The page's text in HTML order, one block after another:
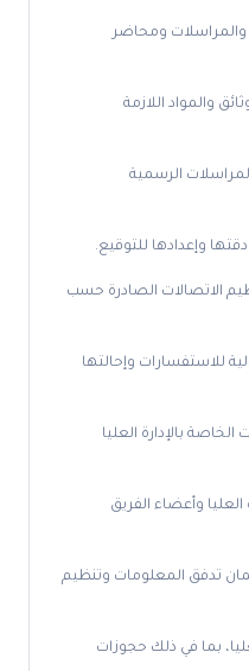
والمراسلات ومحاضر
والمواد اللازمة
الرسمية
وإعدادها للتوقيع.
الاتصالات الصادرة حسب
للاستفسارات وإحالتها
بالإدارة العليا
وأعضاء الفريق
تدفق المعلومات وتنظيم
بما في ذلك حجوزات